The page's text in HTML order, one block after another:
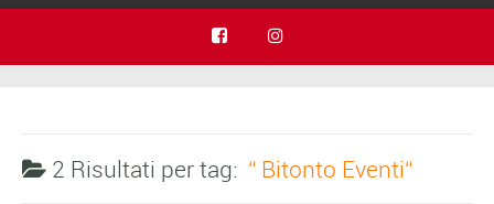
2 Risultati pertag: Bitonto Eventi